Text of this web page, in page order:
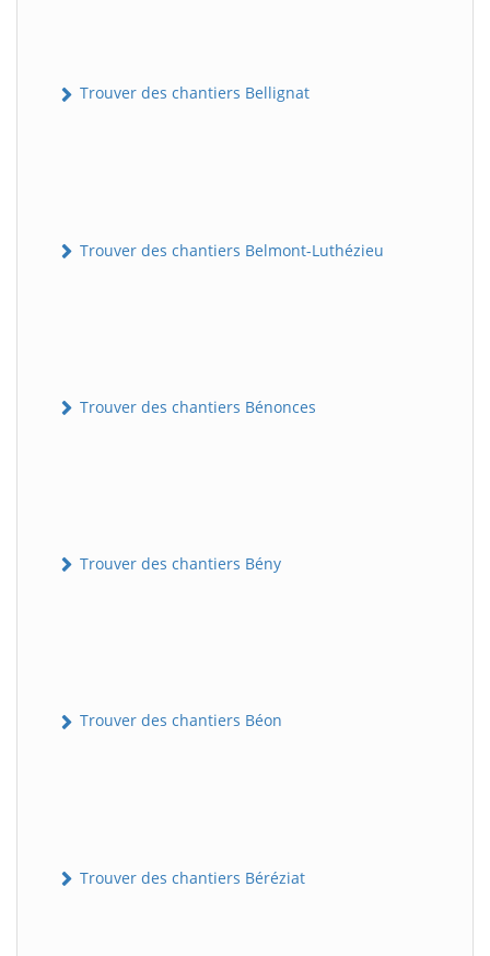
Trouver des chantiers Bellignat
Trouver des chantiers Belmont-Luthézieu
Trouver des chantiers Bénonces
Trouver des chantiers Bény
Trouver des chantiers Béon
Trouver des chantiers Béréziat